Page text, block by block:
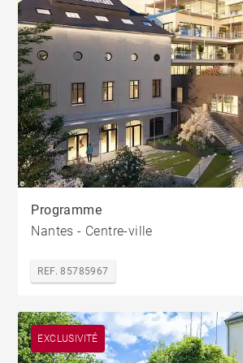
Programme
Nantes - Centre-ville
REF. 85785967
EXCLUSIVITÉ